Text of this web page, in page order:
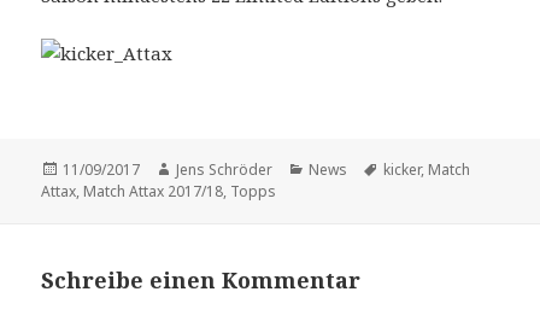
Veröffentlicht
am
11/09/2017 Autor
Jens Schröder Kategorien
News Schlagwörter
kicker, Match
Attax, Match Attax 2017/18, Topps
Schreibe einen Kommentar